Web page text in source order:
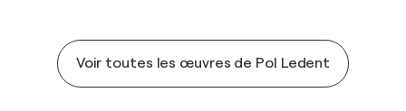
Voir toutes les œuvres de Pol Ledent